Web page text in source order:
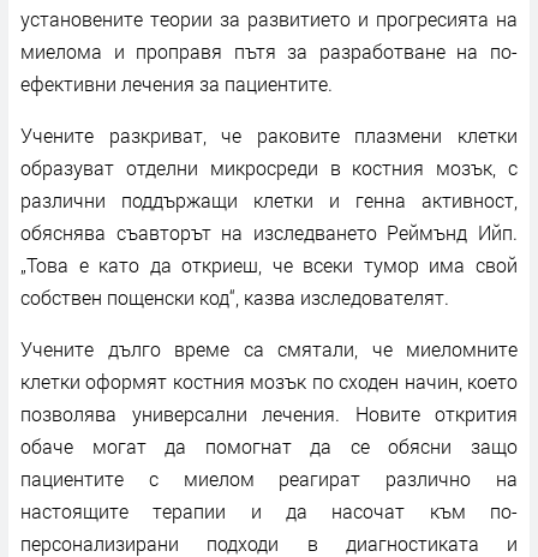
установените теории за развитието и прогресията на
миелома и проправя пътя за разработване на по-
ефективни лечения за пациентите.
Учените разкриват, че раковите плазмени клетки
образуват отделни микросреди в костния мозък, с
различни поддържащи клетки и генна активност,
обяснява съавторът на изследването Реймънд Ийп.
„Това е като да откриеш, че всеки тумор има свой
собствен пощенски код“, казва изследователят.
Учените дълго време са смятали, че миеломните
клетки оформят костния мозък по сходен начин, което
позволява универсални лечения. Новите открития
обаче могат да помогнат да се обясни защо
пациентите с миелом реагират различно на
настоящите терапии и да насочат към по-
персонализирани подходи в диагностиката и